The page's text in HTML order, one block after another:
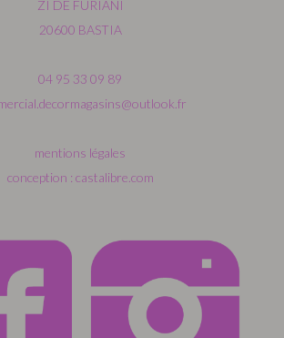
ZI DE FURIANI
20600 BASTIA
04 95 33 09 89
mentions légales
conception : castalibre.com